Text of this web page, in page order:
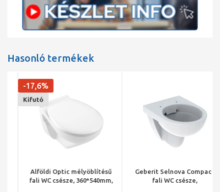
Hasonló termékek
Alföldi Optic mélyöblítésű
fali WC csésze, 360*540mm,
-17,6%
Kifutó
Geberit Selnova Compact
fali WC csésze,